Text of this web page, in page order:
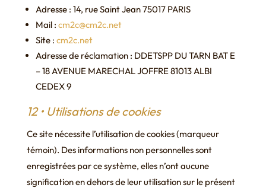
Adresse : 14, rue Saint Jean 75017 PARIS
Mail : cm2c@cm2c.net
Site : cm2c.net
Adresse de réclamation : DDETSPP DU TARN BAT E
– 18 AVENUE MARECHAL JOFFRE 81013 ALBI
CEDEX 9
12 • Utilisations de cookies
Ce site nécessite l’utilisation de cookies (marqueur
témoin). Des informations non personnelles sont
enregistrées par ce système, elles n’ont aucune
signification en dehors de leur utilisation sur le présent